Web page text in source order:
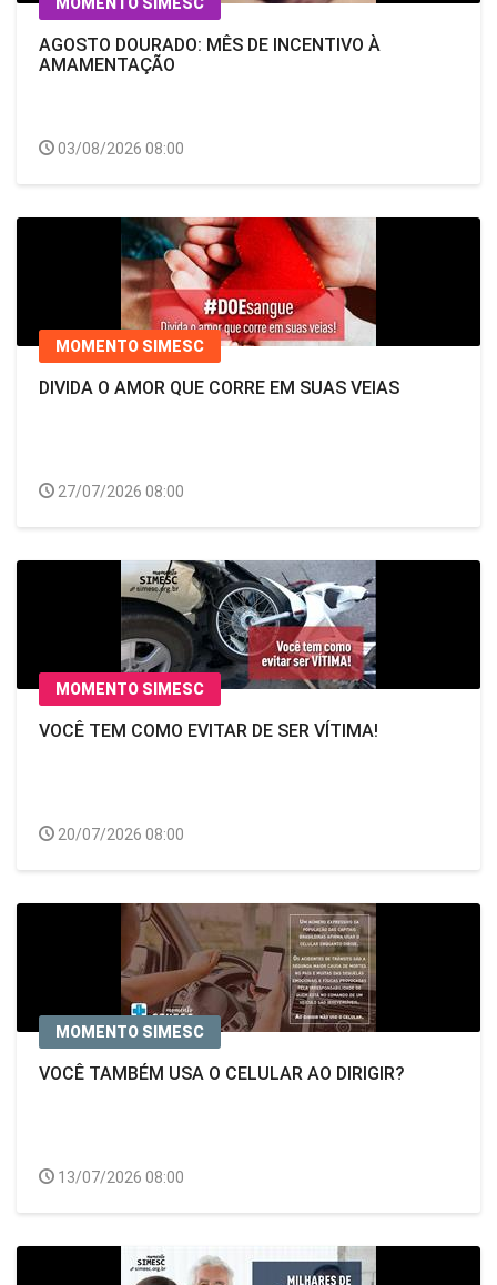
AGOSTO DOURADO: MÊS DE INCENTIVO À
AMAMENTAÇÃO
03/08/2026 08:00
MOMENTO SIMESC
DIVIDA O AMOR QUE CORRE EM SUAS VEIAS
27/07/2026 08:00
MOMENTO SIMESC
VOCÊ TEM COMO EVITAR DE SER VÍTIMA!
20/07/2026 08:00
MOMENTO SIMESC
VOCÊ TAMBÉM USA O CELULAR AO DIRIGIR?
13/07/2026 08:00